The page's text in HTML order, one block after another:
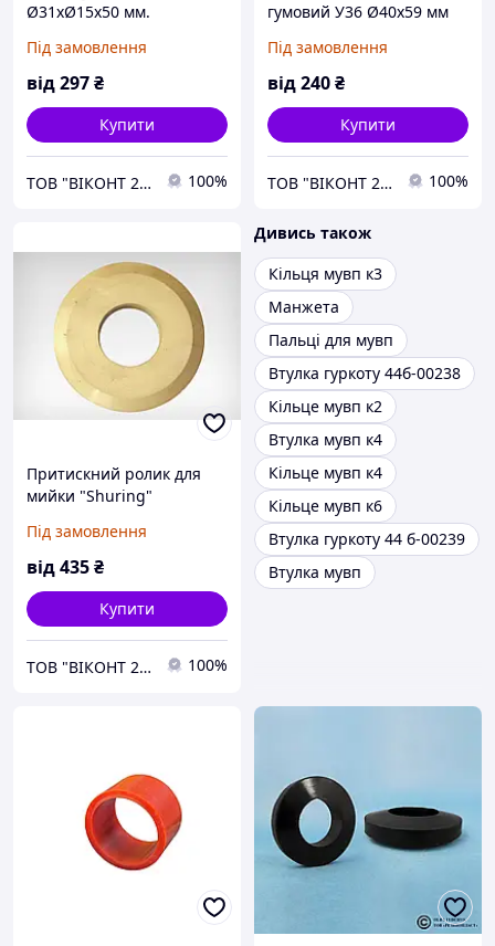
Ø31хØ15х50 мм.
Під замовлення
від297₴
Купити
ТОВ "ВІКОНТ 2000" 100%
гумовий У36 Ø40х59 мм
Під замовлення
від240₴
Купити
ТОВ "ВІКОНТ 2000" 100%
Притискний ролик для
мийки "Shuring"
Під замовлення
від435₴
Купити
ТОВ "ВІКОНТ 2000" 100%
Дивись також
Кільця мувп к3
Манжета
Пальці для мувп
Втулка гуркоту 44б-00238
Кільце мувп к2
Втулка мувп к4
Кільце мувп к4
Кільце мувп к6
Втулка гуркоту 44 б-00239
Втулка мувп